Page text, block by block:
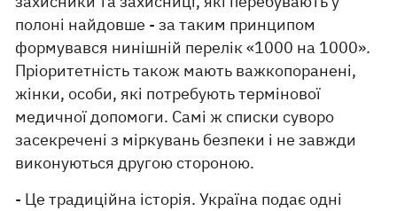
полоні найдовше - за таким принципом
формувався нинішній перелік «1000 на 1000».
Пріоритетність також мають важкопоранені,
жінки, особи, які потребують термінової
медичної допомоги. Самі ж списки суворо
засекречені з міркувань безпеки і не завжди
виконуються другою стороною.
- Це традиційна історія. Україна подає одні